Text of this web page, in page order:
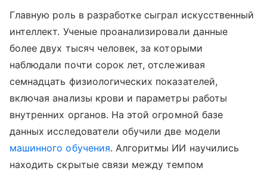
Главную роль в разработке сыграл искусственный
интеллект. Ученые проанализировали данные
более двух тысяч человек, за которыми
наблюдали почти сорок лет, отслеживая
семнадцать физиологических показателей,
включая анализы крови и параметры работы
внутренних органов. На этой огромной базе
данных исследователи обучили две модели
машинного обучения. Алгоритмы ИИ научились
находить скрытые связи между темпом